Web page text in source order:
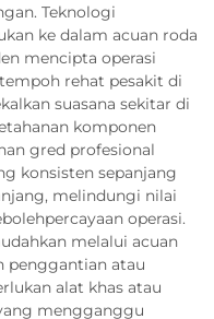
Teknologi
ke dalam acuan roda
mencipta operasi
rehat pesakit di
suasana sekitar di
komponen
gred profesional
konsisten sepanjang
melindungi nilai
operasi.
melalui acuan
penggantian atau
alat khas atau
mengganggu